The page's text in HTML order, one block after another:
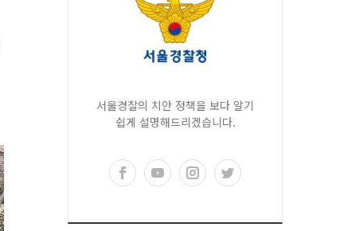
서울경찰의 치안 정책을 보다 알기
쉽게 설명해드리겠습니다.